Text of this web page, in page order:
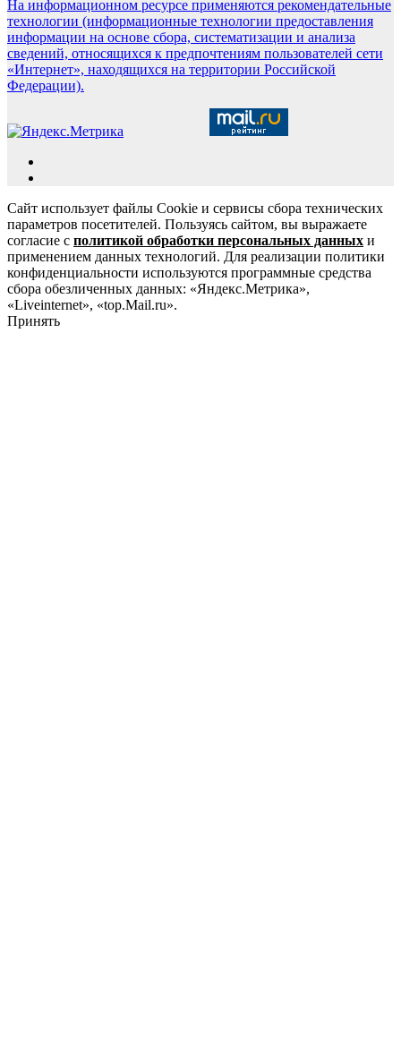
На информационном ресурсе применяются рекомендательные
технологии (информационные технологии предоставления
информации на основе сбора, систематизации и анализа
сведений, относящихся к предпочтениям пользователей сети
«Интернет», находящихся на территории Российской
Федерации).
Сайт использует файлы Cookie и сервисы сбора технических
параметров посетителей. Пользуясь сайтом, вы выражаете
согласие с политикой обработки персональных данных и
применением данных технологий. Для реализации политики
конфиденциальности используются программные средства
сбора обезличенных данных: «Яндекс.Метрика»,
«Liveinternet», «top.Mail.ru».
Принять